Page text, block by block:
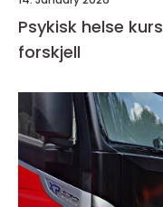
Psykisk helse kurs kunnskap som gjør en
forskjell